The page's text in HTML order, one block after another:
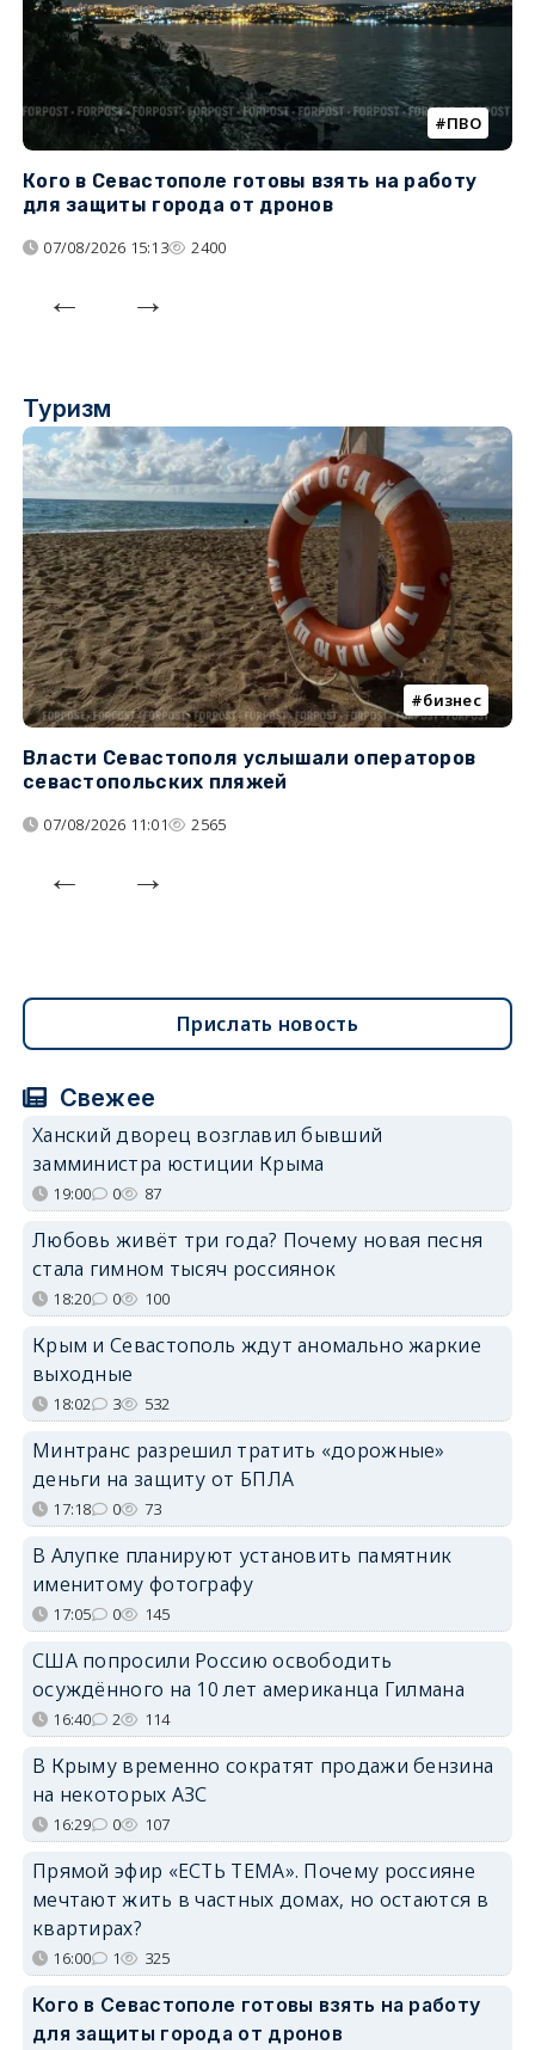
ПВО
Кого в Севастополе готовы взять на работу
для защиты города от дронов
07/08/2026 15:13 2400
Туризм
бизнес
Власти Севастополя услышали операторов
севастопольских пляжей
07/08/2026 11:01 2565
Прислать новость
Свежее
Ханский дворец возглавил бывший
замминистра юстиции Крыма
19:00 0 87
Любовь живёт три года? Почему новая песня
стала гимном тысяч россиянок
18:20 0 100
Крым и Севастополь ждут аномально жаркие
выходные
18:02 3 532
Минтранс разрешил тратить «дорожные»
деньги на защиту от БПЛА
17:18 0 73
В Алупке планируют установить памятник
именитому фотографу
17:05 0 145
США попросили Россию освободить
осуждённого на 10 лет американца Гилмана
16:40 2 114
В Крыму временно сократят продажи бензина
на некоторых АЗС
16:29 0 107
Прямой эфир «ЕСТЬ ТЕМА». Почему россияне
мечтают жить в частных домах, но остаются в
квартирах?
16:00 1 325
Кого в Севастополе готовы взять на работу
для защиты города от дронов